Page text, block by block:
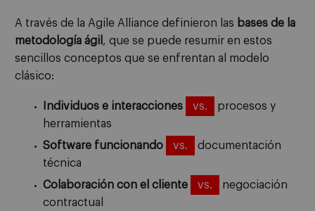
A través de la Agile Alliance definieron las bases de la
metodología ágil , que se puede resumir en estos
sencillos conceptos que se enfrentan al modelo
clásico:
Individuos e interacciones vs.
procesos y
herramientas
Software funcionando
vs.
documentación
técnica
Colaboración con el cliente
vs.
negociación
contractual